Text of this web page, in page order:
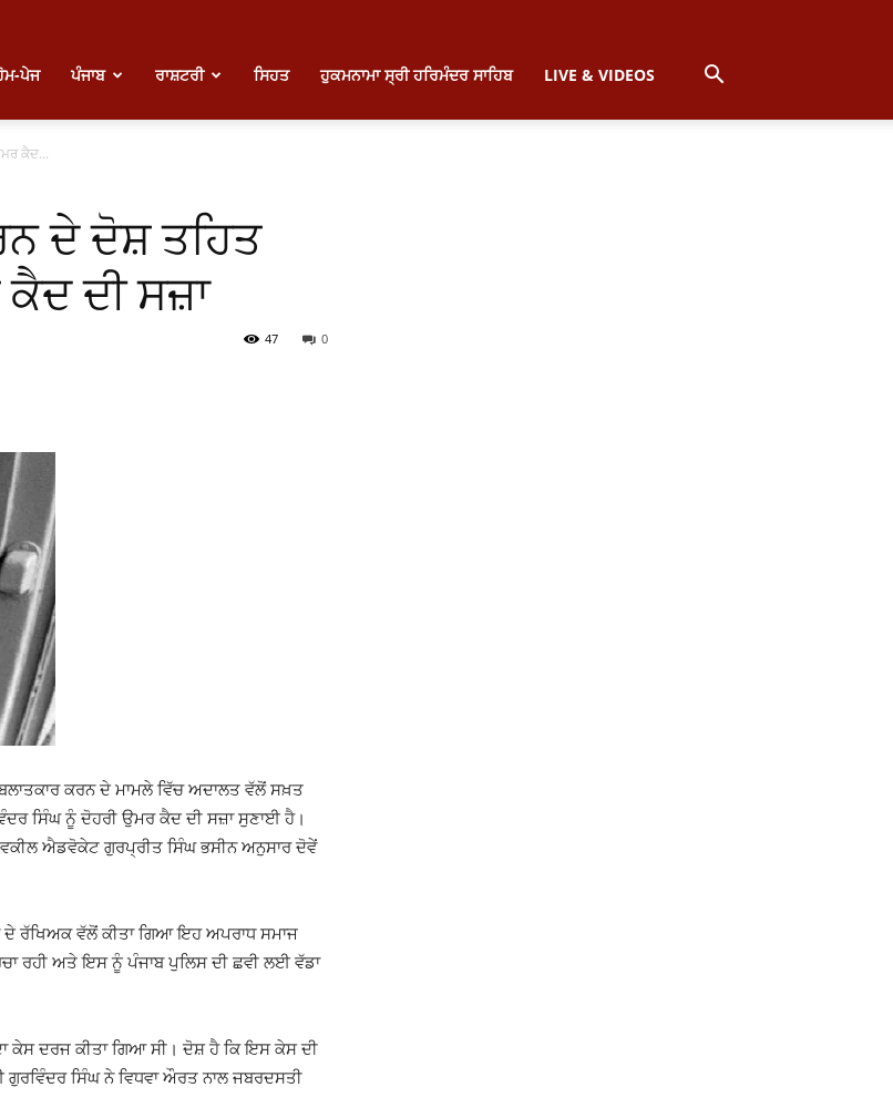
ਪੇਜ ਪੰਜਾਬ ਰਾਸ਼ਟਰੀ ਸਿਹਤ ਹੁਕਮਨਾਮਾ ਸ੍ਰੀ ਹਰਿਮੰਦਰ ਸਾਹਿਬ LIVE & VIDEOS
ਕੈਦ...
ਦੇ ਦੋਸ਼ ਤਹਿਤ
ਦੀ ਸਜ਼ਾ
0
47
ਕਰਨ ਦੇ ਮਾਮਲੇ ਵਿੱਚ ਅਦਾਲਤ ਵੱਲੋਂ ਸਖ਼ਤ
ਸਿੰਘ ਨੂੰ ਦੋਹਰੀ ਉਮਰ ਕੈਦ ਦੀ ਸਜ਼ਾ ਸੁਣਾਈ ਹੈ।
ਵਕੀਲ ਐਡਵੋਕੇਟ ਗੁਰਪ੍ਰੀਤ ਸਿੰਘ ਭਸੀਨ ਅਨੁਸਾਰ ਦੋਵੇਂ
ਦੇ ਰੱਖਿਅਕ ਵੱਲੋਂ ਕੀਤਾ ਗਿਆ ਇਹ ਅਪਰਾਧ ਸਮਾਜ
ਰਹੀ ਅਤੇ ਇਸ ਨੂੰ ਪੰਜਾਬ ਪੁਲਿਸ ਦੀ ਛਵੀ ਲਈ ਵੱਡਾ
ਕੇਸ ਦਰਜ ਕੀਤਾ ਗਿਆ ਸੀ। ਦੋਸ਼ ਹੈ ਕਿ ਇਸ ਕੇਸ ਦੀ
ਸਿੰਘ ਨੇ ਵਿਧਵਾ ਔਰਤ ਨਾਲ ਜਬਰਦਸਤੀ